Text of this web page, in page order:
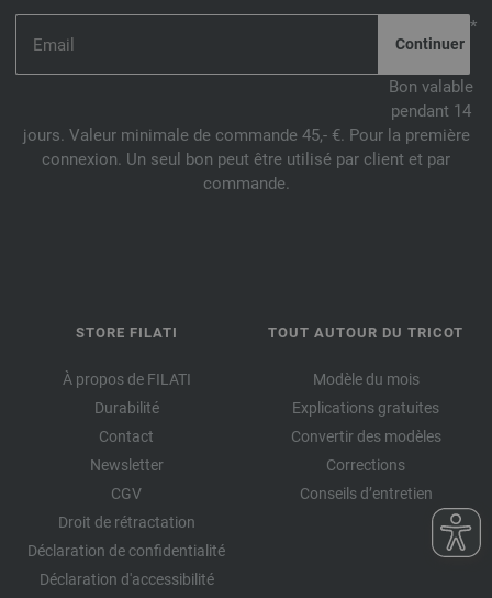
*
Bon valable
pendant 14
jours. Valeur minimale de commande 45,- €. Pour la première
connexion. Un seul bon peut être utilisé par client et par
commande.
STORE FILATI
À propos de FILATI
Durabilité
Contact
Newsletter
CGV
Droit de rétractation
Déclaration de confidentialité
Déclaration d'accessibilité
TOUT AUTOUR DU TRICOT
Modèle du mois
Explications gratuites
Convertir des modèles
Corrections
Conseils d’entretien